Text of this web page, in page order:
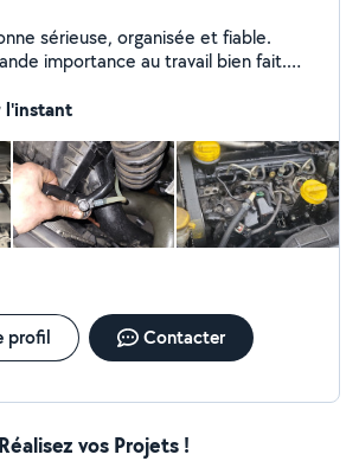
sérieuse, organisée et fiable.
importance au travail bien fait.
et
l'instant
profil Contacter
Réalisez vos Projets !